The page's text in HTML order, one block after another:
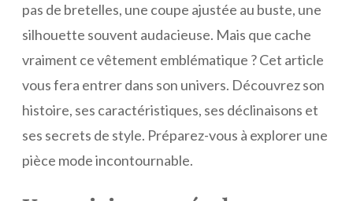
pas de bretelles, une coupe ajustée au buste, une
silhouette souvent audacieuse. Mais que cache
vraiment ce vêtement emblématique ? Cet article
vous fera entrer dans son univers. Découvrez son
histoire, ses caractéristiques, ses déclinaisons et
ses secrets de style. Préparez-vous à explorer une
pièce mode incontournable.